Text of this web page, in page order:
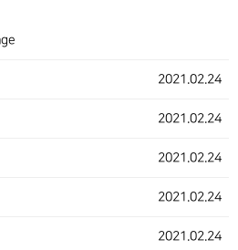
2021.02.24
2021.02.24
2021.02.24
2021.02.24
2021.02.24